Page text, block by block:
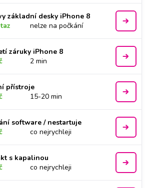
základní desky iPhone 8
nelze na počkání
záruky iPhone 8
2 min
přístroje
15-20 min
software / nestartuje
co nejrychleji
s kapalinou
co nejrychleji